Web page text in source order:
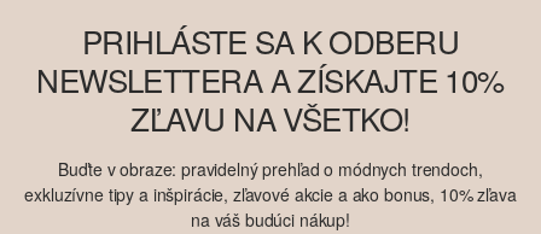
PRIHLÁSTE SA K ODBERU
NEWSLETTERA A ZÍSKAJTE 10%
ZĽAVU NA VŠETKO!
Buďte v obraze: pravidelný prehľad o módnych trendoch,
exkluzívne tipy a inšpirácie, zľavové akcie a ako bonus, 10% zľava
na váš budúci nákup!